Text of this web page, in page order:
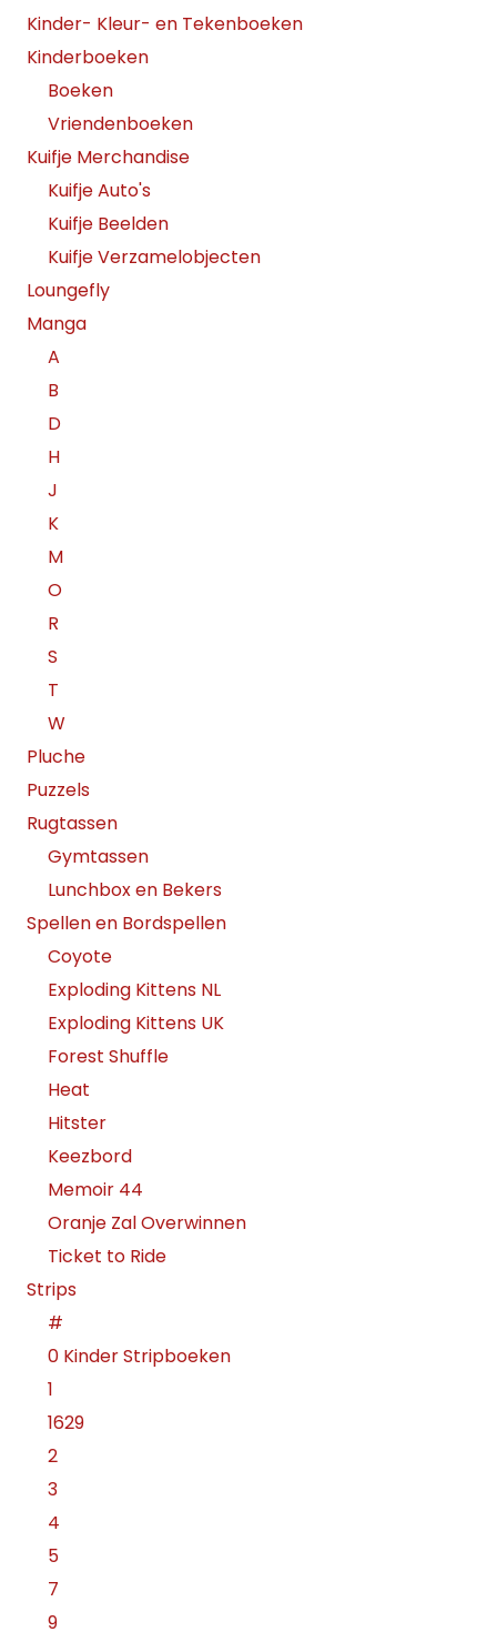
Kinder- Kleur- en Tekenboeken
Kinderboeken
Boeken
Vriendenboeken
Kuifje Merchandise
Kuifje Auto's
Kuifje Beelden
Kuifje Verzamelobjecten
Loungefly
Manga
A
B
D
H
J
K
M
O
R
S
T
W
Pluche
Puzzels
Rugtassen
Gymtassen
Lunchbox en Bekers
Spellen en Bordspellen
Coyote
Exploding Kittens NL
Exploding Kittens UK
Forest Shuffle
Heat
Hitster
Keezbord
Memoir 44
Oranje Zal Overwinnen
Ticket to Ride
Strips
#
0 Kinder Stripboeken
1
1629
2
3
4
5
7
9